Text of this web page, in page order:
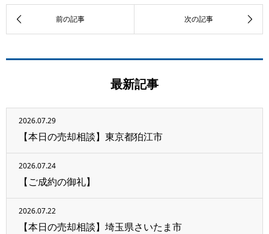
最新記事
2026.07.29
【本日の売却相談】東京都狛江市
2026.07.24
【ご成約の御礼】
2026.07.22
【本日の売却相談】埼玉県さいたま市